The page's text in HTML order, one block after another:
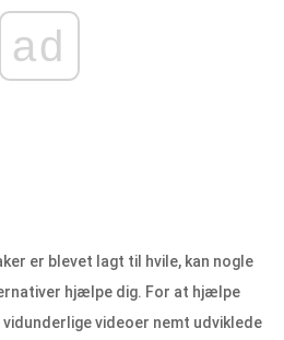
ad
er blevet lagt til hvile, kan nogle
hjælpe dig. For at hjælpe
videoer nemt udviklede